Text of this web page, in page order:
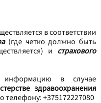
в соответствии
(где четко должно быть
и страхового
информацию в случае
здравоохранения
телефону: +375172227080